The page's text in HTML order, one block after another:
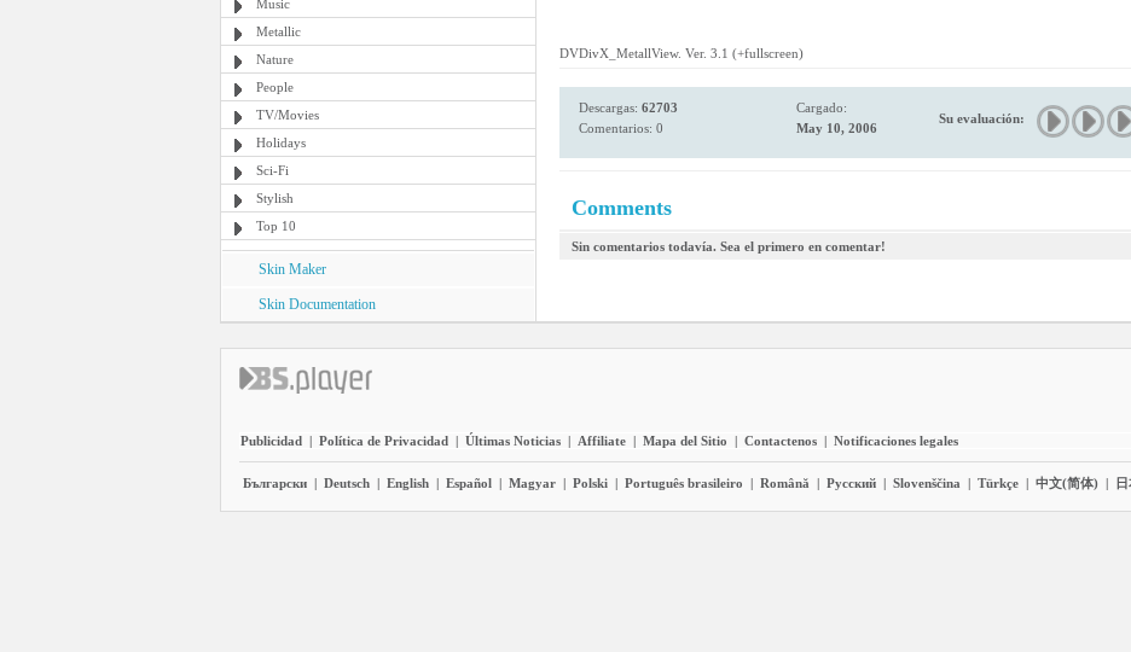
Music
Metallic
Nature
People
TV/Movies
Holidays
Sci-Fi
Stylish
Top 10
Skin Maker
Skin Documentation
DVDivX_MetallView. Ver. 3.1 (+fullscreen)
Descargas: 62703
Comentarios: 0
Cargado:
May 10, 2006
Su evaluación:
Comments
Sin comentarios todavía. Sea el primero en comentar!
Publicidad | Política de Privacidad | Últimas Noticias | Affiliate | Mapa del Sitio | Contactenos | Notificaciones legales
Български | Deutsch | English | Español | Magyar | Polski | Português brasileiro | Română | Pyccĸий | Slovenščina | Türkçe | 中文(简体) |